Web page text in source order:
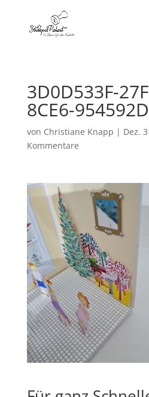
3D0D533F-
8CE6-
von Christiane Knapp | Dez.
Kommentare